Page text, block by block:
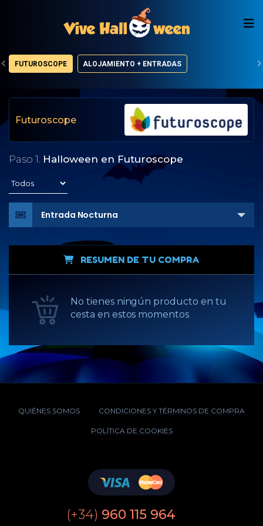
FUTUROSCOPE ALOJAMIENTO + ENTRADAS
Futuroscope
Paso 1. Halloween en Futuroscope
Entrada Nocturna
RESUMEN DE TU COMPRA
No tienes ningún producto en tu
cesta en estos momentos
QUIÉNES SOMOS CONDICIONES Y TÉRMINOS DE COMPRA
POLÍTICA DE COOKIES
(+34) 960 115 964